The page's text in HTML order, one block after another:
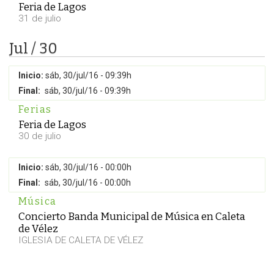
Feria de Lagos
31 de julio
Jul / 30
Inicio: sáb, 30/jul/16 - 09:39h
Final: sáb, 30/jul/16 - 09:39h
Ferias
Feria de Lagos
30 de julio
Inicio: sáb, 30/jul/16 - 00:00h
Final: sáb, 30/jul/16 - 00:00h
Música
Concierto Banda Municipal de Música en Caleta
de Vélez
IGLESIA DE CALETA DE VÉLEZ